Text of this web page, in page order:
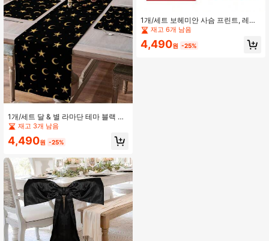
1개/세트 달 & 별 라마단 테마 블랙 &
화이트 린넨 테이블 러너, 테이블 러너
임을 위한 시즌별 주방 & 식탁 장식, 라
재고 3개 남음
4,490원 -25%
1개/세트 보헤미안 사슴 프린트, 레드,
크리스마스 린넨 플레이스매트, 코스
터, 테이블 러너 세트, 12*18인치/13*
72인치 시즌별 주방 식탁 장식, 크리스
재고 6개 남음
4,490원 -25%